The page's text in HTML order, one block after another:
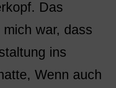
Das
war, dass
ins
Wenn auch